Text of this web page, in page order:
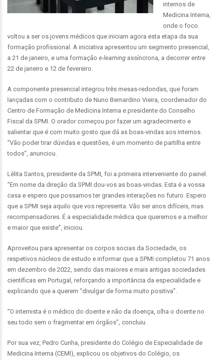
internos de
Medicina Interna,
onde o foco
voltou a ser os jovens médicos que iniciam agora esta etapa da sua
formação profissional. A iniciativa apresentou um segmento presencial,
a 21 de janeiro, e uma formação e-learning assíncrona, a decorrer entre
22 de janeiro e 12 de fevereiro.
A componente presencial integrou três mesas-redondas, que foram
lançadas com o contributo de Nuno Bernardino Vieira, coordenador do
Centro de Formação de Medicina Interna e presidente do Conselho
Fiscal da SPMI. O orador começou por fazer um agradecimento e
salientar que é com muito gosto que dá as boas-vindas aos internos.
“Vão poder tirar dúvidas e questões, é um momento de partilha entre
todos”, anunciou.
Lèlita Santos, presidente da SPMI, foi a primeira interveniente do painel.
“Em nome da direção da SPMI dou-vos as boas-vindas. Esta é a vossa
casa e espero que possamos ter grandes interações no futuro. Espero
que a SPMI seja aquilo que vos representa. Vão ser anos difíceis, mas
recompensadores. É a especialidade médica que queremos e a melhor
e maior que existe”, iniciou.
Aproveitou para apresentar os corpos socias da Sociedade, os
respetivos núcleos de estudo e informar que a SPMI completou 71 anos
em dezembro de 2022, sendo das maiores e mais antigas sociedades
científicas em Portugal, reforçando a importância da especialidade e
explicando que a querem “divulgar de forma muito positiva”.
“O internista é o médico do doente e não da doença, olha o doente no
seu todo sem o fragmentar em órgãos”, concluiu.
Por sua vez, Pedro Cunha, presidente do Colégio de Especialidade de
Medicina Interna (CEMI), explicou os objetivos do Colégio, os